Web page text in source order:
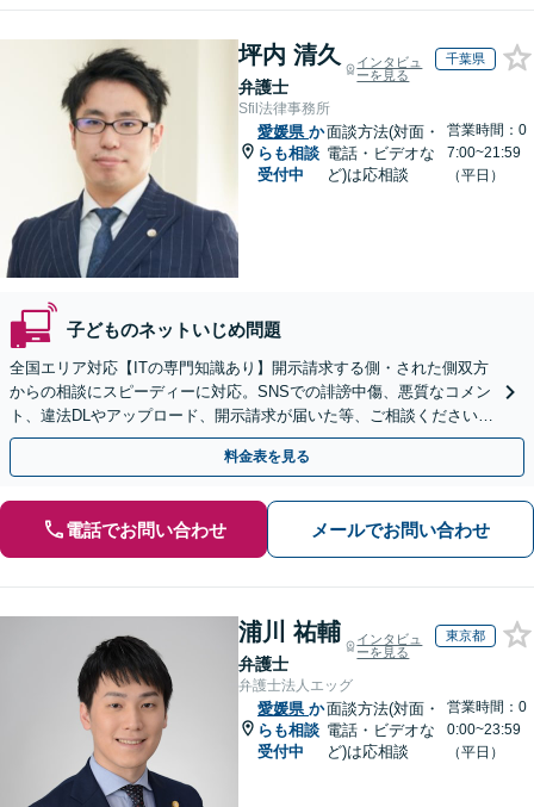
坪内 清久
弁護士
インタビュ
ーを見る
千葉県
Sfil法律事務所
愛媛県 か
らも相談
受付中
面談方法(対面・
電話・ビデオな
ど)は応相談
営業時間：0
7:00~21:59
（平日）
子どものネットいじめ問題
全国エリア対応【ITの専門知識あり】開示請求する側・された側双方
からの相談にスピーディーに対応。SNSでの誹謗中傷、悪質なコメン
ト、違法DLやアップロード、開示請求が届いた等、ご相談ください
【WEB面談OK&解決実績豊富】【千葉中央駅4分】
料金表を見る
電話でお問い合わせ メールでお問い合わせ
浦川 祐輔
弁護士
インタビュ
ーを見る
東京都
弁護士法人エッグ
愛媛県 か
らも相談
受付中
面談方法(対面・
電話・ビデオな
ど)は応相談
営業時間：0
0:00~23:59
（平日）